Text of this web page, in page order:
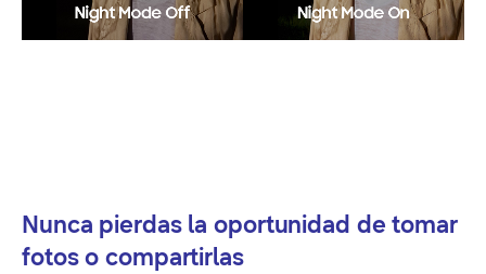
Nunca pierdas la oportunidad de tomar
fotos o compartirlas